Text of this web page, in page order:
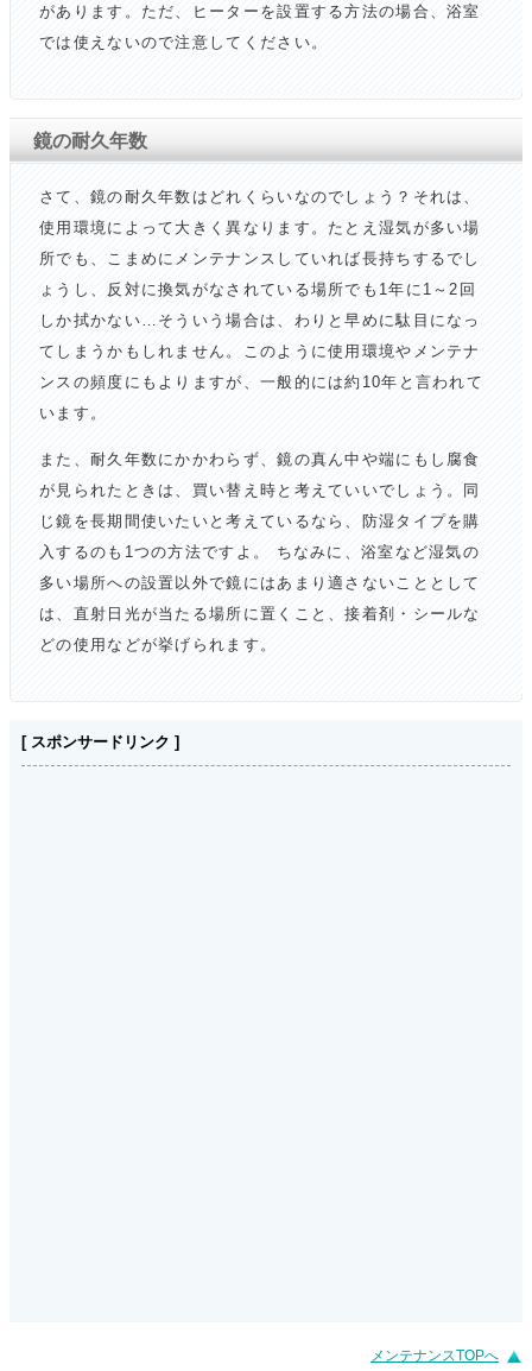
があります。ただ、ヒーターを設置する方法の場合、浴室
では使えないので注意してください。
鏡の耐久年数
さて、鏡の耐久年数はどれくらいなのでしょう？それは、
使用環境によって大きく異なります。たとえ湿気が多い場
所でも、こまめにメンテナンスしていれば長持ちするでし
ょうし、反対に換気がなされている場所でも1年に1～2回
しか拭かない…そういう場合は、わりと早めに駄目になっ
てしまうかもしれません。このように使用環境やメンテナ
ンスの頻度にもよりますが、一般的には約10年と言われて
います。
また、耐久年数にかかわらず、鏡の真ん中や端にもし腐食
が見られたときは、買い替え時と考えていいでしょう。同
じ鏡を長期間使いたいと考えているなら、防湿タイプを購
入するのも1つの方法ですよ。 ちなみに、浴室など湿気の
多い場所への設置以外で鏡にはあまり適さないこととして
は、直射日光が当たる場所に置くこと、接着剤・シールな
どの使用などが挙げられます。
[ スポンサードリンク ]
メンテナンスTOPへ